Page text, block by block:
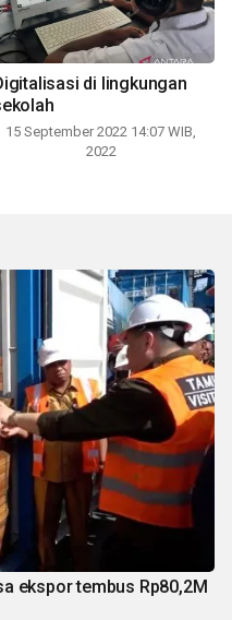
di lingkungan
15 September 2022 14:07 WIB,
2022
ekspor tembus Rp80,2M